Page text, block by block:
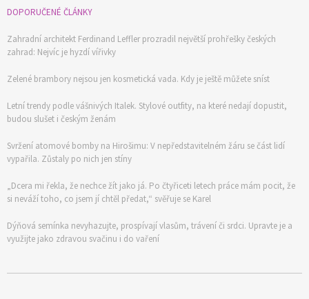
DOPORUČENÉ ČLÁNKY
Zahradní architekt Ferdinand Leffler prozradil největší prohřešky českých
zahrad: Nejvíc je hyzdí vířivky
Zelené brambory nejsou jen kosmetická vada. Kdy je ještě můžete sníst
Letní trendy podle vášnivých Italek. Stylové outfity, na které nedají dopustit,
budou slušet i českým ženám
Svržení atomové bomby na Hirošimu: V nepředstavitelném žáru se část lidí
vypařila. Zůstaly po nich jen stíny
„Dcera mi řekla, že nechce žít jako já. Po čtyřiceti letech práce mám pocit, že
si neváží toho, co jsem jí chtěl předat,“ svěřuje se Karel
Dýňová semínka nevyhazujte, prospívají vlasům, trávení či srdci. Upravte je a
využijte jako zdravou svačinu i do vaření